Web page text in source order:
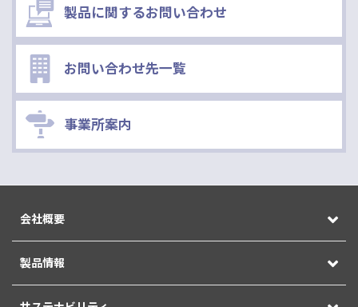
製品に関するお問い合わせ
お問い合わせ先一覧
事業所案内
会社概要
製品情報